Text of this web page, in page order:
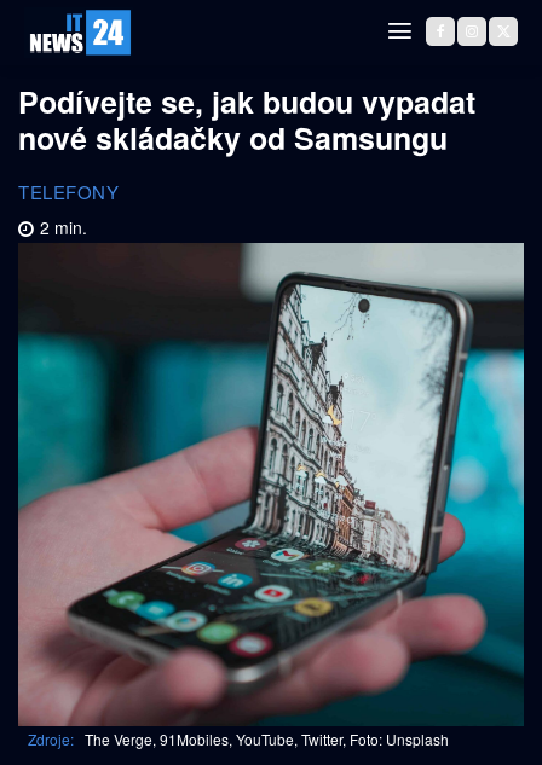
Podívejte se, jak budou vypadat
nové skládačky od Samsungu
TELEFONY
2 min.
Zdroje: The Verge, 91Mobiles, YouTube, Twitter, Foto: Unsplash